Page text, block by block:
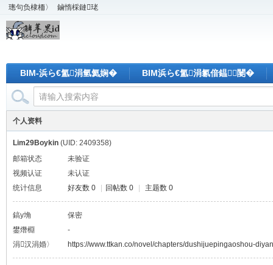
璁句负棣栭〉 鏀惰棌鏈珯
BIM-浜ら€氳涓氫氦娴� BIM浜ら€氳涓氱偣鎾闄�
个人资料
Lim29Boykin (UID: 2409358)
邮箱状态
未验证
视频认证
未认证
统计信息
好友数 0 回帖数 0 主题数 0
鎬у埆
保密
鐢熸棩
-
涓汉涓婚〉
https://www.ttkan.co/novel/chapters/dushijuepingaoshou-